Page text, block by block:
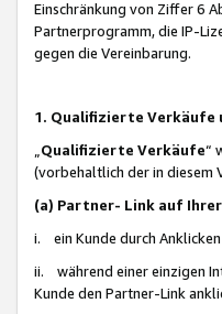
Einschränkung von Ziffer 6
Partnerprogramm, die IP-
gegen die Vereinbarung.
1. Qualifizierte Verkäufe
Qualifizierte Verkäufe“
(vorbehaltlich der in diesem
(a) Partner- Link auf
i. ein Kunde durch
ii. während einer einzigen
Kunde den Partner-Link